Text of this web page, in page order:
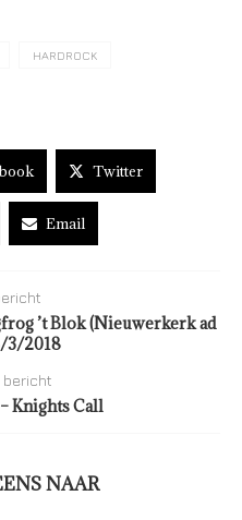
HARDROCK
Twitter
Email
’t Blok (Nieuwerkerk ad
3/2018
Knights Call
NAAR